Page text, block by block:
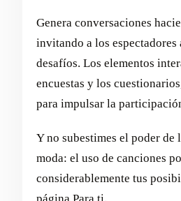
Genera conversaciones
invitando a los
desafíos. Los elementos
encuestas y los
para impulsar la
Y no subestimes el poder de
moda: el uso de canciones
considerablemente tus